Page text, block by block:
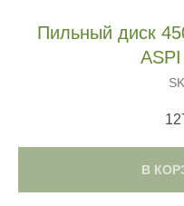
Пильный диск
В